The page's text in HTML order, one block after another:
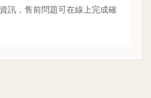
訊，售前問題可在線上完成確